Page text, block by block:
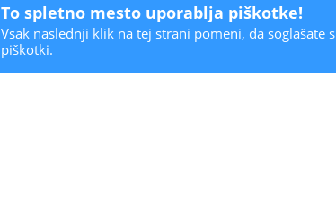
To spletno mesto uporablja piškotke!
Vsak naslednji klik na tej strani pomeni, da soglašate s
piškotki.